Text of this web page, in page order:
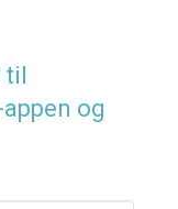
til
og